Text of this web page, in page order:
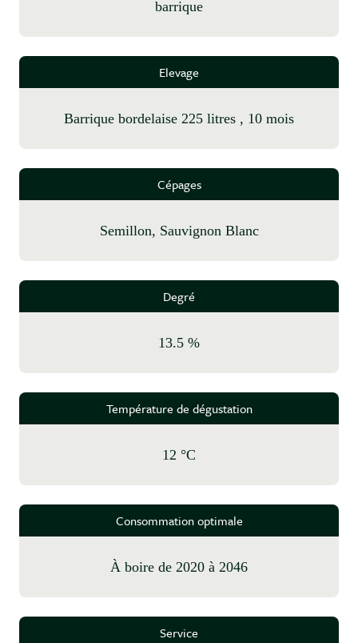
barrique
Elevage
barrique bordelaise 225 litres , 10 mois
Cépages
Semillon, Sauvignon Blanc
Degré
13.5 %
Température de dégustation
12 °C
Consommation optimale
à boire de 2020 à 2046
Service